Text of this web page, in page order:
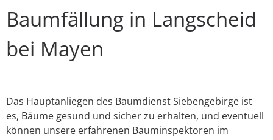
Baumfällung in Langscheid
bei Mayen
Das Hauptanliegen des Baumdienst Siebengebirge ist
es, Bäume gesund und sicher zu erhalten, und eventuell
können unsere erfahrenen Bauminspektoren im